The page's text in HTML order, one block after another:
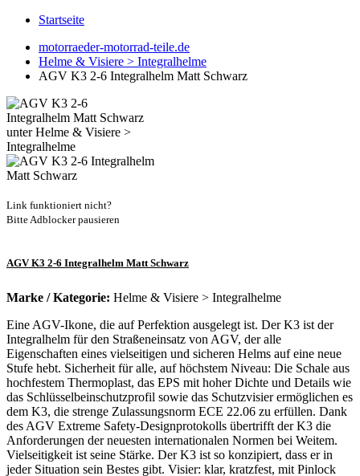
Startseite
motorraeder-motorrad-teile.de
Helme & Visiere > Integralhelme
AGV K3 2-6 Integralhelm Matt Schwarz
Link funktioniert nicht?
Bitte Adblocker pausieren
AGV K3 2-6 Integralhelm Matt Schwarz
Marke / Kategorie: Helme & Visiere > Integralhelme
Eine AGV-Ikone, die auf Perfektion ausgelegt ist. Der K3 ist der
Integralhelm für den Straßeneinsatz von AGV, der alle
Eigenschaften eines vielseitigen und sicheren Helms auf eine neue
Stufe hebt. Sicherheit für alle, auf höchstem Niveau: Die Schale aus
hochfestem Thermoplast, das EPS mit hoher Dichte und Details wie
das Schlüsselbeinschutzprofil sowie das Schutzvisier ermöglichen es
dem K3, die strenge Zulassungsnorm ECE 22.06 zu erfüllen. Dank
des AGV Extreme Safety-Designprotokolls übertrifft der K3 die
Anforderungen der neuesten internationalen Normen bei Weitem.
Vielseitigkeit ist seine Stärke. Der K3 ist so konzipiert, dass er in
jeder Situation sein Bestes gibt. Visier: klar, kratzfest, mit Pinlock